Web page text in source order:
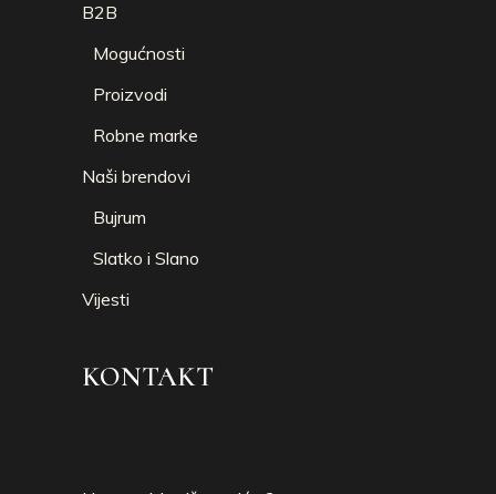
B2B
Mogućnosti
Proizvodi
Robne marke
Naši brendovi
Bujrum
Slatko i Slano
Vijesti
KONTAKT